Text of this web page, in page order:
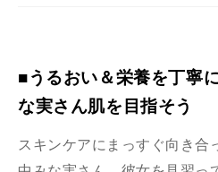
■うるおい＆栄養を丁寧
な実さん肌を目指そう
スキンケアにまっすぐ向き合